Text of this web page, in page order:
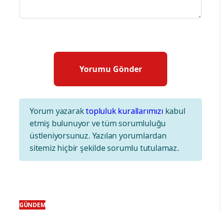
Yorum yazaraktopluluk kurallarımızı kabul
etmiş bulunuyor ve tüm sorumluluğu
üstleniyorsunuz. Yazılan yorumlardan
sitemiz hiçbir şekilde sorumlu tutulamaz.
GÜNDEM